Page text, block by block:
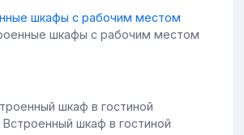
шкафы с рабочим местом
Встроенный шкаф в гостиной